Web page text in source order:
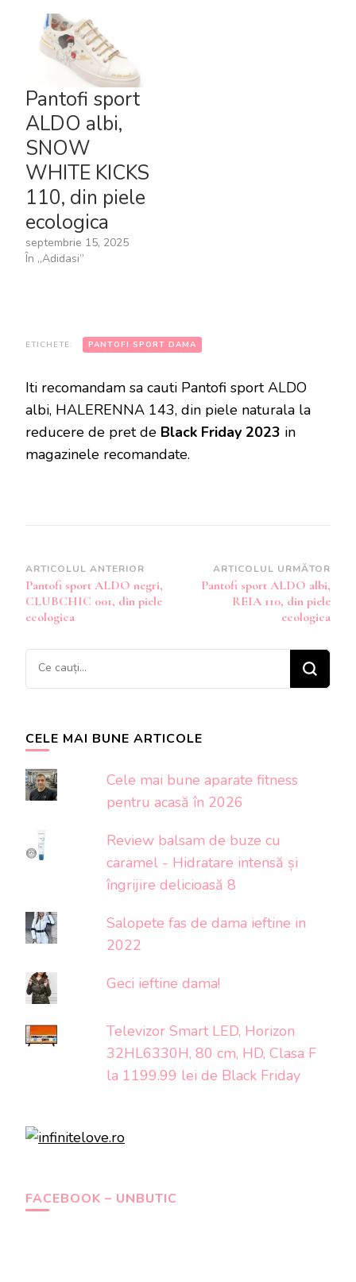
Pantofi sport
ALDO albi,
SNOW
WHITE KICKS
110, din piele
ecologica
septembrie 15, 2025
În „Adidasi”
ETICHETE: PANTOFI SPORT DAMA
Iti recomandam sa cauti Pantofi sport ALDO
albi, HALERENNA 143, din piele naturala la
reducere de pret de Black Friday 2023 in
magazinele recomandate.
Navigare
în
articole
ARTICOLUL ANTERIOR
Pantofi sport ALDO negri,
CLUBCHIC 001, din piele
ecologica
ARTICOLUL URMĂTOR
Pantofi sport ALDO albi,
REIA 110, din piele
ecologica
Cauți
ceva?
CELE MAI BUNE ARTICOLE
Cele mai bune aparate fitness
pentru acasă în 2026
Review balsam de buze cu
caramel - Hidratare intensă și
îngrijire delicioasă 8
Salopete fas de dama ieftine in
2022
Geci ieftine dama!
Televizor Smart LED, Horizon
32HL6330H, 80 cm, HD, Clasa F
la 1199.99 lei de Black Friday
FACEBOOK – UNBUTIC